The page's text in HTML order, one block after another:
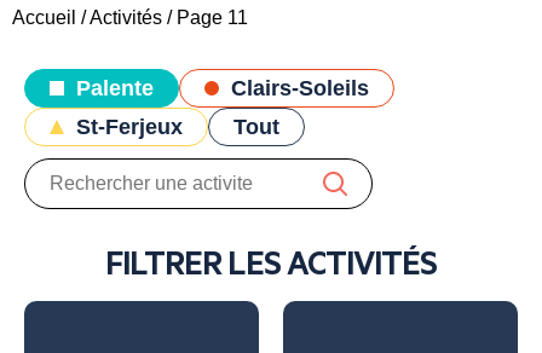
Accueil /Activités / Page 11
Palente
Clairs-Soleils
St-Ferjeux
Tout
FILTRER LES ACTIVITÉS